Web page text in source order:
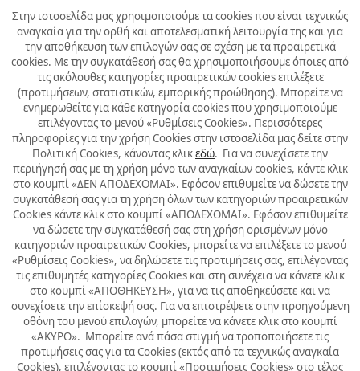
Στην ιστοσελίδα μας χρησιμοποιούμε τα cookies που είναι τεχνικώς
αναγκαία για την ορθή και αποτελεσματική λειτουργία της και για
την αποθήκευση των επιλογών σας σε σχέση με τα προαιρετικά
cookies. Με την συγκατάθεσή σας θα χρησιμοποιήσουμε όποιες από
τις ακόλουθες κατηγορίες προαιρετικών cookies επιλέξετε
(προτιμήσεων, στατιστικών, εμπορικής προώθησης). Μπορείτε να
ενημερωθείτε για κάθε κατηγορία cookies που χρησιμοποιούμε
επιλέγοντας το μενού «Ρυθμίσεις Cookies». Περισσότερες
πληροφορίες για την χρήση Cookies στην ιστοσελίδα μας δείτε στην
Πολιτική Cookies, κάνοντας κλικεδώ. Για να συνεχίσετε την
περιήγησή σας με τη χρήση μόνο των αναγκαίων cookies, κάντε κλικ
στο κουμπί «ΔΕΝ ΑΠΟΔΕΧΟΜΑΙ». Εφόσον επιθυμείτε να δώσετε την
συγκατάθεσή σας για τη χρήση όλων των κατηγοριών προαιρετικών
Cookies κάντε κλικ στο κουμπί «ΑΠΟΔΕΧΟΜΑΙ». Εφόσον επιθυμείτε
να δώσετε την συγκατάθεσή σας στη χρήση ορισμένων μόνο
κατηγοριών προαιρετικών Cookies, μπορείτε να επιλέξετε το μενού
«Ρυθμίσεις Cookies», να δηλώσετε τις προτιμήσεις σας, επιλέγοντας
τις επιθυμητές κατηγορίες Cookies και στη συνέχεια να κάνετε κλικ
στο κουμπί «ΑΠΟΘΗΚΕΥΣΗ», για να τις αποθηκεύσετε και να
συνεχίσετε την επίσκεψή σας. Για να επιστρέψετε στην προηγούμενη
οθόνη του μενού επιλογών, μπορείτε να κάνετε κλικ στο κουμπί
«ΑΚΥΡΟ». Μπορείτε ανά πάσα στιγμή να τροποποιήσετε τις
προτιμήσεις σας για τα Cookies (εκτός από τα τεχνικώς αναγκαία
Cookies), επιλέγοντας το κουμπί «Προτιμήσεις Cookies» στο τέλος